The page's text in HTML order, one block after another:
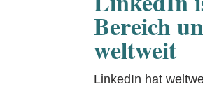
Bereich
weltweit
LinkedIn hat